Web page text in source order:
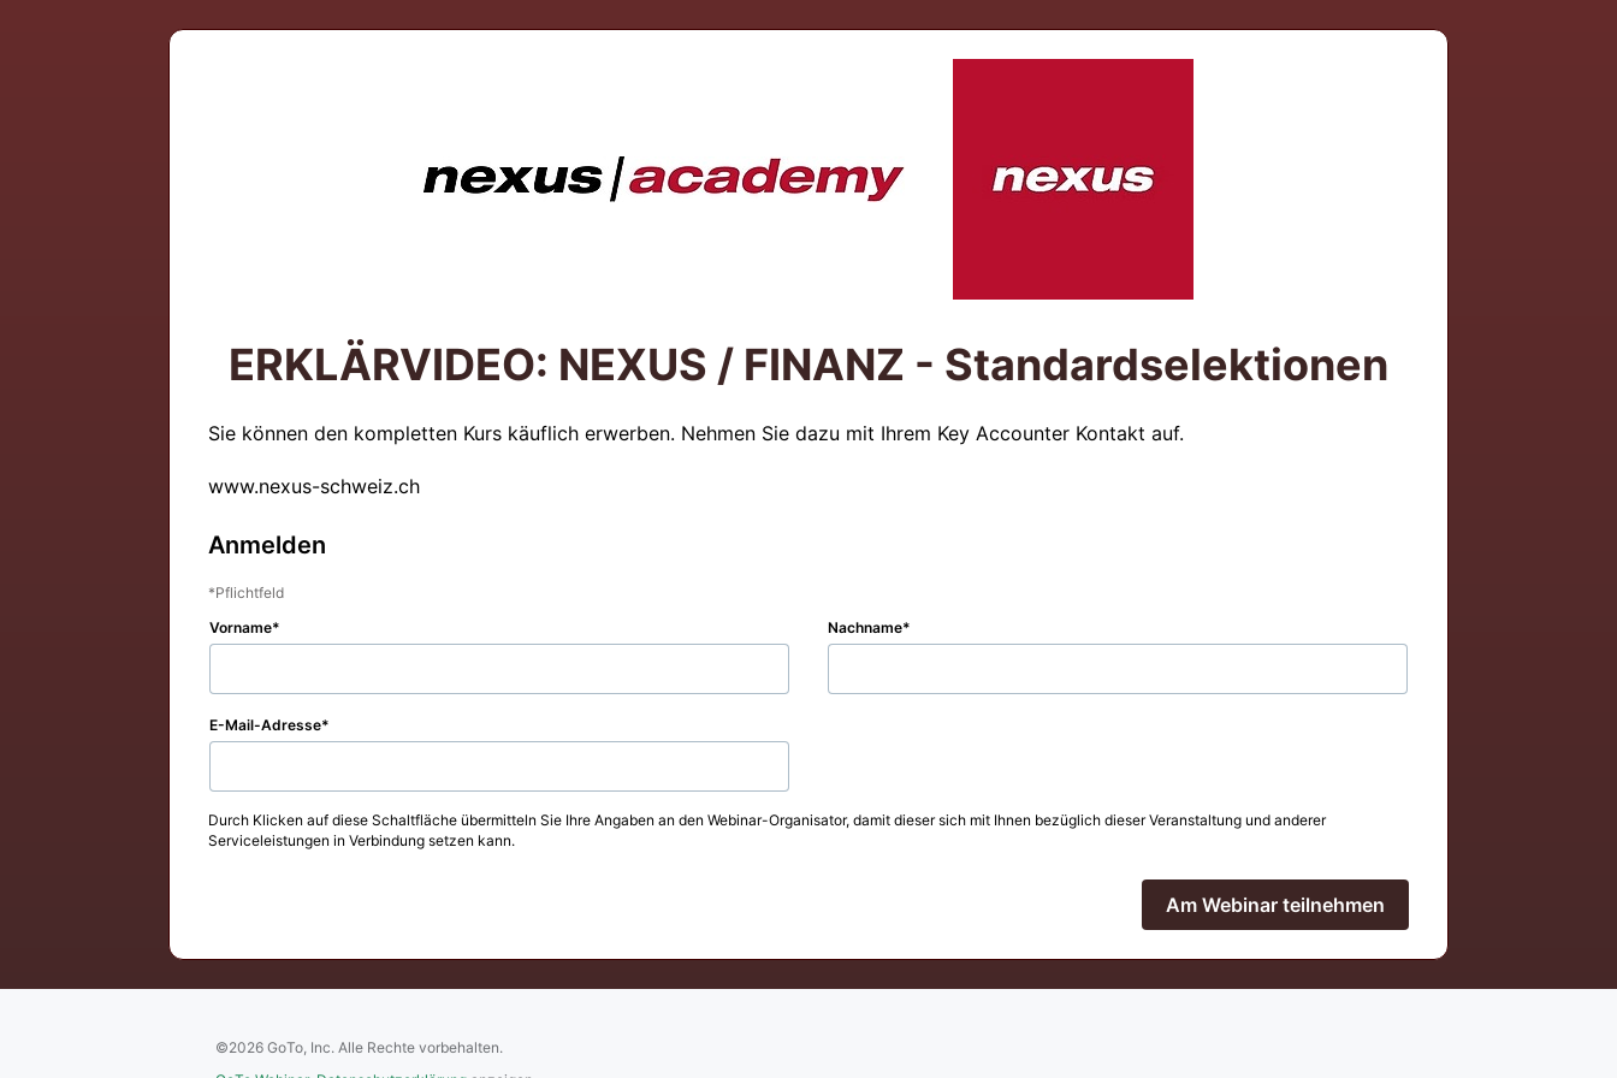
ERKLÄRVIDEO: NEXUS / FINANZ - Standardselektionen
Sie können den kompletten Kurs käuflich erwerben. Nehmen Sie dazu mit Ihrem Key Accounter Kontakt auf.
www.nexus-schweiz.ch
Anmelden
Pflichtfeld
Vorname
Nachname
E-Mail-Adresse
Durch Klicken auf diese Schaltfläche übermitteln Sie Ihre Angaben an den Webinar-Organisator, damit dieser sich mit Ihnen bezüglich dieser Veranstaltung und anderer
Serviceleistungen in Verbindung setzen kann.
Am Webinar teilnehmen
©2026 GoTo, Inc. Alle Rechte vorbehalten.